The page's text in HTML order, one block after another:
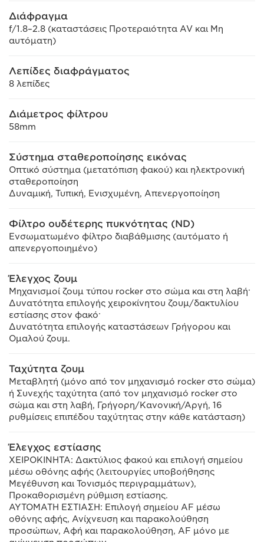
Διάφραγμα
f/1.8–2.8 (καταστάσεις Προτεραιότητα AV και Μη
αυτόματη)
Λεπίδες διαφράγματος
8 λεπίδες
Διάμετρος φίλτρου
58mm
Σύστημα σταθεροποίησης εικόνας
Οπτικό σύστημα (μετατόπιση φακού) και ηλεκτρονική
σταθεροποίηση
Δυναμική, Τυπική, Ενισχυμένη, Απενεργοποίηση
Φίλτρο ουδέτερης πυκνότητας (ND)
Ενσωματωμένο φίλτρο διαβάθμισης (αυτόματο ή
απενεργοποιημένο)
Έλεγχος ζουμ
Μηχανισμοί ζουμ τύπου rocker στο σώμα και στη λαβή·
Δυνατότητα επιλογής χειροκίνητου ζουμ/δακτυλίου
εστίασης στον φακό·
Δυνατότητα επιλογής καταστάσεων Γρήγορου και
Ομαλού ζουμ.
Ταχύτητα ζουμ
Μεταβλητή (μόνο από τον μηχανισμό rocker στο σώμα)
ή Συνεχής ταχύτητα (από τον μηχανισμό rocker στο
σώμα και στη λαβή, Γρήγορη/Κανονική/Αργή, 16
ρυθμίσεις επιπέδου ταχύτητας στην κάθε κατάσταση)
Έλεγχος εστίασης
ΧΕΙΡΟΚΙΝΗΤΑ: Δακτύλιος φακού και επιλογή σημείου
μέσω οθόνης αφής (λειτουργίες υποβοήθησης
Μεγέθυνση και Τονισμός περιγραμμάτων),
Προκαθορισμένη ρύθμιση εστίασης.
ΑΥΤΟΜΑΤΗ ΕΣΤΙΑΣΗ: Επιλογή σημείου AF μέσω
οθόνης αφής, Ανίχνευση και παρακολούθηση
προσώπων, Αφή και παρακολούθηση, AF μόνο με